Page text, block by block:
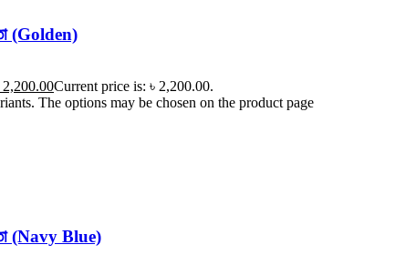
(Golden)
2,200.00Current price is: ৳ 2,200.00.
The options may be chosen on the product page
(Navy Blue)